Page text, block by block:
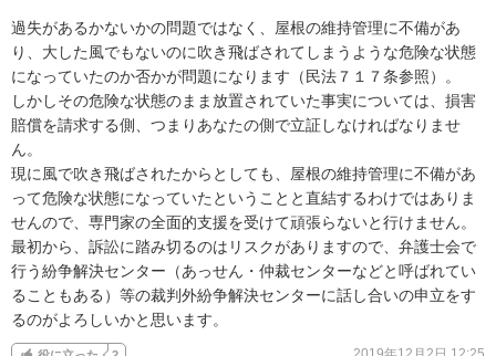
過失があるかないかの問題ではなく、屋根の維持管理に不備があ
り、大した風でもないのに吹き飛ばされてしまうような危険な状態
になっていたのか否かが問題になります（民法７１７条参照）。
しかしその危険な状態のまま放置されていた事実については、損害
賠償を請求する側、つまりあなたの側で立証しなければなりませ
ん。
現に風で吹き飛ばされたからとしても、屋根の維持管理に不備があ
って危険な状態になっていたということと直結するわけではありま
せんので、専門家の全面的支援を受けて頑張らないと行けません。
最初から、訴訟に踏み切るのはリスクがありますので、弁護士会で
行う紛争解決センター（あっせん・仲裁センターなどと呼ばれてい
ることもある）等の裁判外紛争解決センターに話し合いの申立をす
るのがよろしいかと思います。